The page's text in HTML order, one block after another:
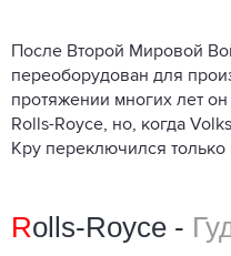
После Второй Мировой
переоборудован для
протяжении многих лет
Rolls-Royce, но, когда
Кру переключился только
Rolls-Royce -